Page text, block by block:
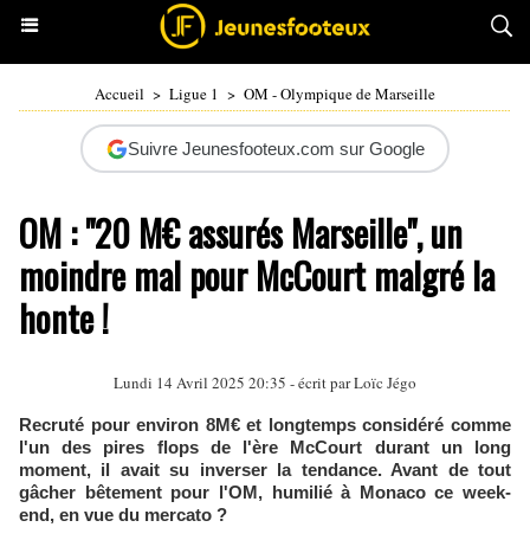
Accueil > Ligue 1 > OM - Olympique de Marseille
Suivre Jeunesfooteux.com sur Google
OM : "20 M€ assurés Marseille", un
moindre mal pour McCourt malgré la
honte !
Lundi 14 Avril 2025 20:35 - écrit parLoïc Jégo
Recruté pour environ 8M€ et longtemps considéré comme
l'un des pires flops de l'ère McCourt durant un long
moment, il avait su inverser la tendance. Avant de tout
gâcher bêtement pour l'OM, humilié à Monaco ce week-
end, en vue du mercato ?